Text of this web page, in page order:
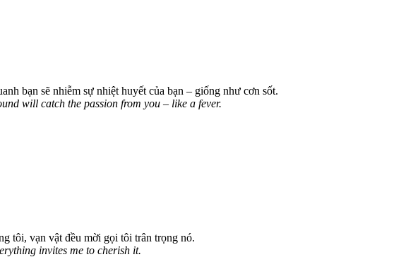
bạn sẽ nhiễm sự nhiệt huyết của bạn – giống như cơn sốt.
will catch the passion from you – like a fever.
tôi, vạn vật đều mời gọi tôi trân trọng nó.
invites me to cherish it.